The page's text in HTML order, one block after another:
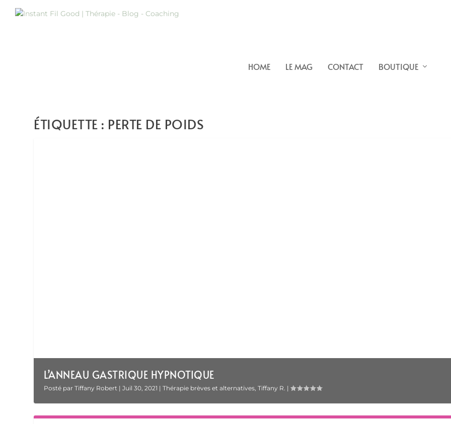
HOME LE MAG CONTACT BOUTIQUE
ÉTIQUETTE : PERTE DE POIDS
L’ANNEAU GASTRIQUE HYPNOTIQUE
Posté parTiffany Robert |Juil 30, 2021 |Thérapie brèves et alternatives ,Tiffany R. |